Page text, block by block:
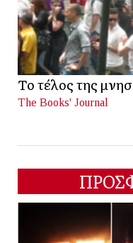
Το τέλος της
The Books' Journal